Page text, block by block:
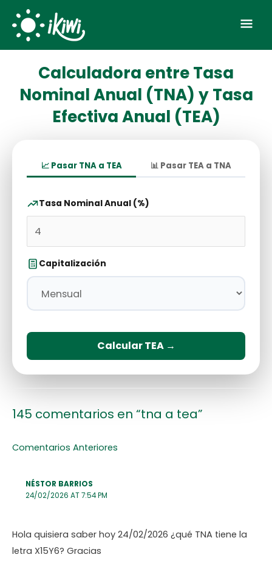
content
Calculadora entre Tasa
Nominal Anual (TNA) y Tasa
Efectiva Anual (TEA)
📈 Pasar TNA a TEA 📊 Pasar TEA a TNA
Tasa Nominal Anual (%)
Capitalización
Calcular TEA →
145 comentarios en “tna a tea”
Nuevos
Comentarios Anteriores
NÉSTOR BARRIOS
24/02/2026 AT 7:54 PM
Hola quisiera saber hoy 24/02/2026 ¿qué TNA tiene la
letra X15Y6? Gracias
Nuevos